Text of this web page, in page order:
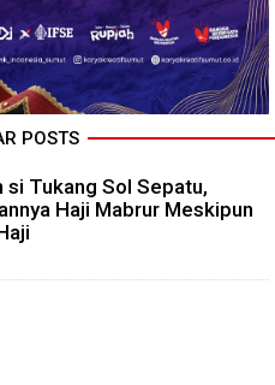
POSTS
si Tukang Sol Sepatu,
Haji Mabrur Meskipun